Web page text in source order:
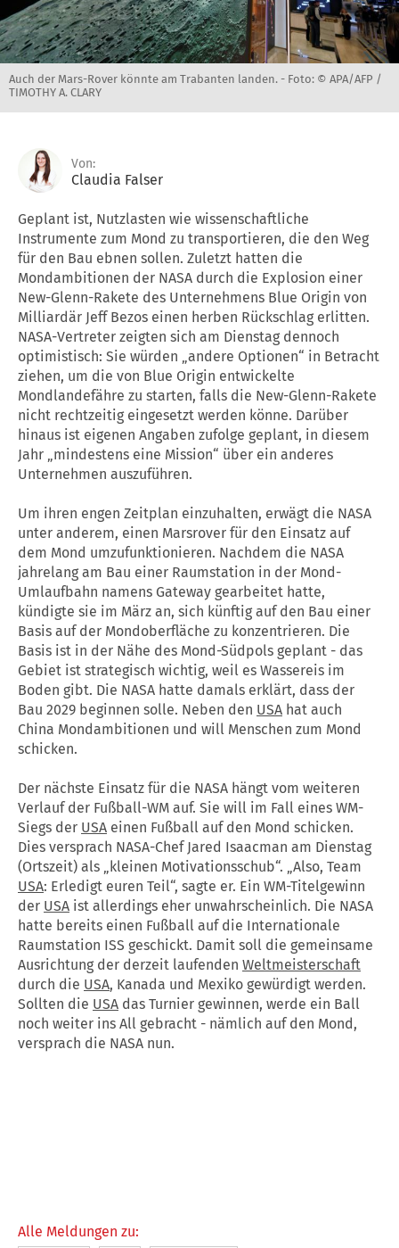
Auch der Mars-Rover könnte am Trabanten landen. - Foto: © APA/AFP /
TIMOTHY A. CLARY
Von:
Claudia Falser
Geplant ist, Nutzlasten wie wissenschaftliche
Instrumente zum Mond zu transportieren, die den Weg
für den Bau ebnen sollen. Zuletzt hatten die
Mondambitionen der NASA durch die Explosion einer
New-Glenn-Rakete des Unternehmens Blue Origin von
Milliardär Jeff Bezos einen herben Rückschlag erlitten.
NASA-Vertreter zeigten sich am Dienstag dennoch
optimistisch: Sie würden „andere Optionen“ in Betracht
ziehen, um die von Blue Origin entwickelte
Mondlandefähre zu starten, falls die New-Glenn-Rakete
nicht rechtzeitig eingesetzt werden könne. Darüber
hinaus ist eigenen Angaben zufolge geplant, in diesem
Jahr „mindestens eine Mission“ über ein anderes
Unternehmen auszuführen.
Um ihren engen Zeitplan einzuhalten, erwägt die NASA
unter anderem, einen Marsrover für den Einsatz auf
dem Mond umzufunktionieren. Nachdem die NASA
jahrelang am Bau einer Raumstation in der Mond-
Umlaufbahn namens Gateway gearbeitet hatte,
kündigte sie im März an, sich künftig auf den Bau einer
Basis auf der Mondoberfläche zu konzentrieren. Die
Basis ist in der Nähe des Mond-Südpols geplant - das
Gebiet ist strategisch wichtig, weil es Wassereis im
Boden gibt. Die NASA hatte damals erklärt, dass der
Bau 2029 beginnen solle. Neben den USA hat auch
China Mondambitionen und will Menschen zum Mond
schicken.
Der nächste Einsatz für die NASA hängt vom weiteren
Verlauf der Fußball-WM auf. Sie will im Fall eines WM-
Siegs der USA einen Fußball auf den Mond schicken.
Dies versprach NASA-Chef Jared Isaacman am Dienstag
(Ortszeit) als „kleinen Motivationsschub“. „Also, Team
USA: Erledigt euren Teil“, sagte er. Ein WM-Titelgewinn
der USA ist allerdings eher unwahrscheinlich. Die NASA
hatte bereits einen Fußball auf die Internationale
Raumstation ISS geschickt. Damit soll die gemeinsame
Ausrichtung der derzeit laufenden Weltmeisterschaft
durch die USA, Kanada und Mexiko gewürdigt werden.
Sollten die USA das Turnier gewinnen, werde ein Ball
noch weiter ins All gebracht - nämlich auf den Mond,
versprach die NASA nun.
Alle Meldungen zu: